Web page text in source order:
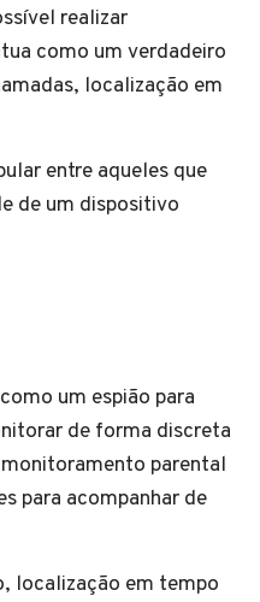
realizar
como um verdadeiro
localização em
entre aqueles que
de um dispositivo
um espião para
de forma discreta
parental
para acompanhar de
localização em tempo